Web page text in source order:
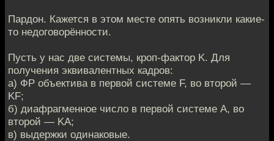
Пардон. Кажется в этом месте опять возникли какие-
то недоговорённости.
Пусть у нас две системы, кроп-фактор K. Для
получения эквивалентных кадров:
а) ФР объектива в первой системе F, во второй —
KF;
б) диафрагменное число в первой системе A, во
второй — KA;
в) выдержки одинаковые.